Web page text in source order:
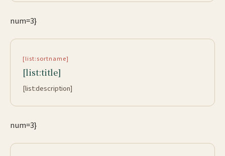
num=3}
[list:sortname]
[list:title]
[list:description]
num=3}